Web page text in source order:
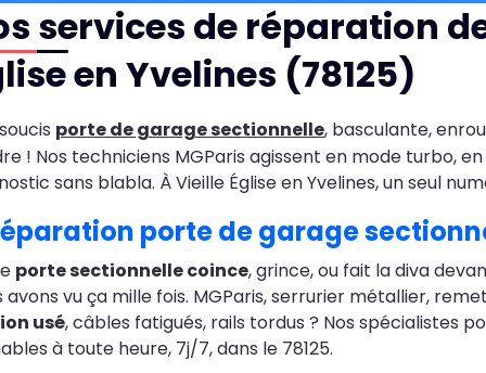
services de réparation
en Yvelines (78125)
porte de garage sectionnelle, basculante,
! Nos techniciens MGParis agissent en mode turbo,
sans blabla. À Vieille Église en Yvelines, un seul
porte de garage
porte sectionnelle coince, grince, ou fait la diva
avons vu ça mille fois. MGParis, serrurier métallier,
usé, câbles fatigués, rails tordus ? Nos spécialistes
à toute heure, 7j/7, dans le 78125.